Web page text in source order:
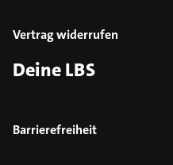
Vertrag widerrufen
Deine LBS
Barrierefreiheit